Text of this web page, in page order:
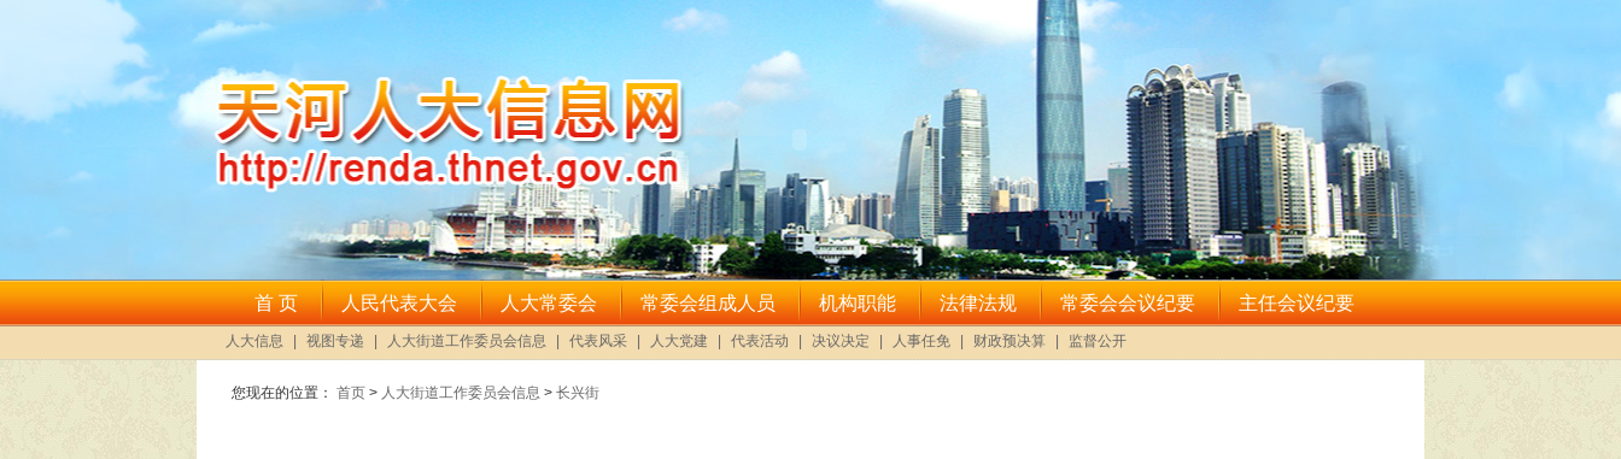
您现在的位置： 首页 > 人大街道工作委员会信息 > 长兴街